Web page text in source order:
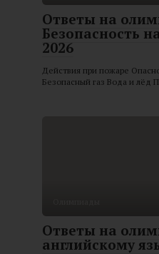
Ответы на
Безопасность
2026
Действия при пожаре
Безопасный газ Вода и лёд
Ответы на
английскому